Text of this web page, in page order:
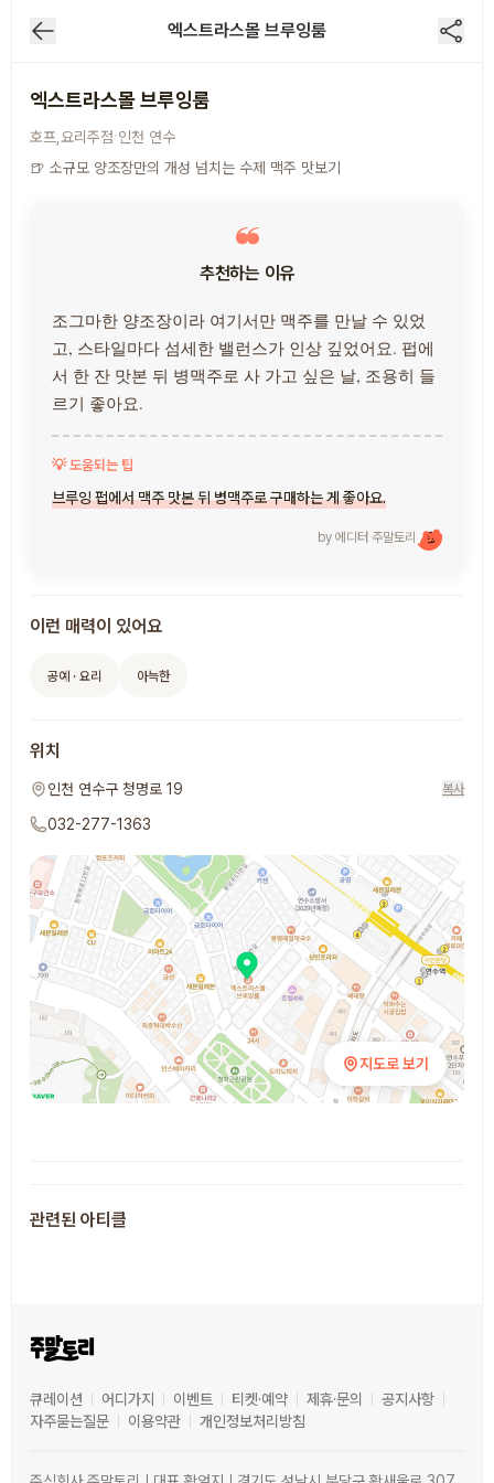
엑스트라스몰 브루잉룸 /3
엑스트라스몰 브루잉룸
호프,요리주점·인천 연수
🍺 소규모 양조장만의 개성 넘치는 수제 맥주 맛보기
추천하는 이유
조그마한 양조장이라 여기서만 맥주를 만날 수 있었
고, 스타일마다 섬세한 밸런스가 인상 깊었어요. 펍에
서 한 잔 맛본 뒤 병맥주로 사 가고 싶은 날, 조용히 들
르기 좋아요.
💡 도움되는 팁
브루잉 펍에서 맥주 맛본 뒤 병맥주로 구매하는 게 좋아요.
by 에디터 주말토리
이런 매력이 있어요
공예 · 요리 아늑한
위치
인천 연수구 청명로 19 복사
032-277-1363
지도로 보기
관련된 아티클
큐레이션 어디가지 이벤트 티켓·예약 제휴·문의
공지사항
자주묻는질문
이용약관 개인정보처리방침